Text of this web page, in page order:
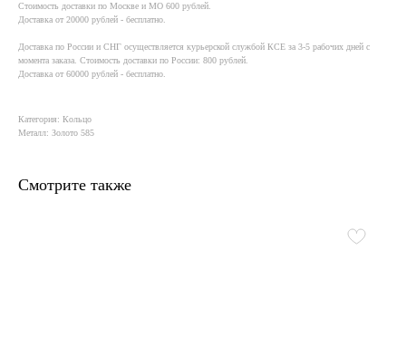
Стоимость доставки по Москве и МО 600 рублей.
Доставка от 20000 рублей - бесплатно.
Доставка по России и СНГ осуществляется курьерской службой КСE за 3-5 рабочих дней с
момента заказа. Стоимость доставки по России: 800 рублей.
Доставка от 60000 рублей - бесплатно.
Категория: Кольцо
Металл: Золото 585
Смотрите также